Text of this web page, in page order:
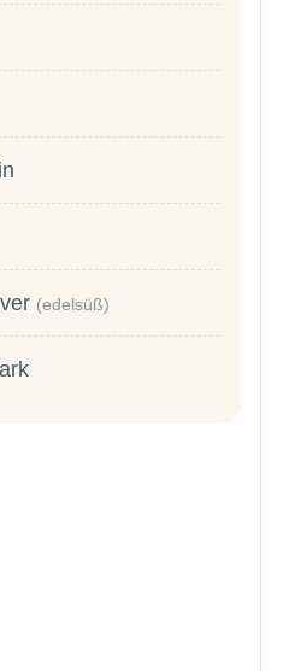
(edelsüß)